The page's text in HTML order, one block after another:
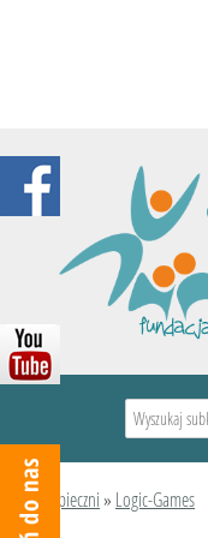
Podopieczni» Logic-Games